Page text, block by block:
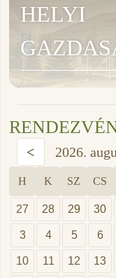
HELYI
< 2026.
H K SZ CS
27 28 29 30
3 4 5 6
10 11 12 13